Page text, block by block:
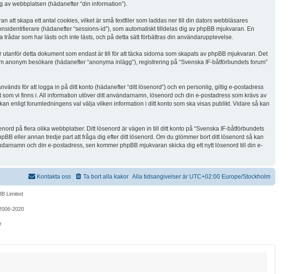
av webbplatsen (hädanefter “din information”).
att skapa ett antal cookies, vilket är små textfiler som laddas ner till din dators webbläsares
(hädanefter “sessions-id”), som automatiskt tilldelas dig av phpBB mjukvaran. En
som har lästs och inte lästs, och på detta sätt förbättras din användarupplevelse.
detta dokument som endast är till för att täcka sidorna som skapats av phpBB mjukvaran. Det
besökare (hädanefter “anonyma inlägg”), registrering på “Svenska IF-båtförbundets forum”
för att logga in på ditt konto (hädanefter “ditt lösenord”) och en personlig, giltig e-postadress
vi finns i. All information utöver ditt användarnamn, lösenord och din e-postadress som krävs av
enligt forumledningens val välja vilken information i ditt konto som ska visas publikt. Vidare så kan
på flera olika webbplatser. Ditt lösenord är vägen in till ditt konto på “Svenska IF-båtförbundets
eller annan tredje part att fråga dig efter ditt lösenord. Om du glömmer bort ditt lösenord så kan
och din e-postadress, sen kommer phpBB mjukvaran skicka dig ett nytt lösenord till din e-
Alla tidsangivelser är UTC+02:00 Europe/Stockholm
Ta bort alla kakor
Kontakta oss
Limited
2020